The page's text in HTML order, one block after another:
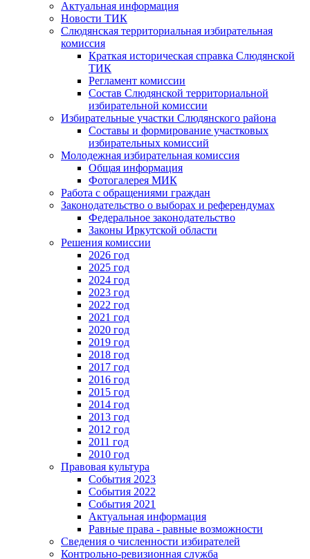
Актуальная информация
Новости ТИК
Слюдянская территориальная избирательная
комиссия
Краткая историческая справка Слюдянской
ТИК
Регламент комиссии
Состав Слюдянской территориальной
избирательной комиссии
Избирательные участки Слюдянского района
Составы и формирование участковых
избирательных комиссий
Молодежная избирательная комиссия
Общая информация
Фотогалерея МИК
Работа с обращениями граждан
Законодательство о выборах и референдумах
Федеральное законодательство
Законы Иркутской области
Решения комиссии
2026 год
2025 год
2024 год
2023 год
2022 год
2021 год
2020 год
2019 год
2018 год
2017 год
2016 год
2015 год
2014 год
2013 год
2012 год
2011 год
2010 год
Правовая культура
События 2023
События 2022
События 2021
Актуальная информация
Равные права - равные возможности
Сведения о численности избирателей
Контрольно-ревизионная служба